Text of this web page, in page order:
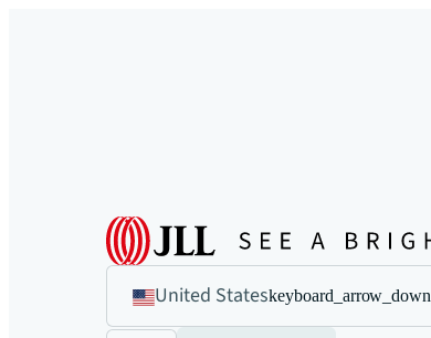
United Stateskeyboard_arrow_down